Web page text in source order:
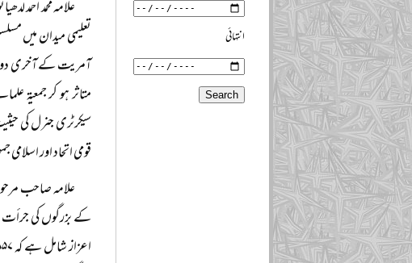
علامہ محمد احمد
تعلیمی میدان میں
آمریت کے آخری دور
متاثر ہو کر جمعیۃ
سیکرٹری جنرل کی
قومی اتحاد اور
علامہ صاحب
کے بزرگوں کی جرأت
انتہائی